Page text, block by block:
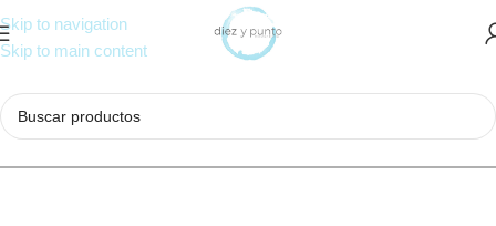
Skip to navigation
Skip to main content